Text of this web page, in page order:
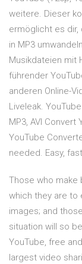
weitere. Dieser
ermöglicht es dir,
in MP3
Musikdateien mit
führender
anderen Online-
Liveleak.
MP3, AVI
YouTube
needed. Easy,
Those who make
which they are to
images; and
situation will so
YouTube, free
largest video